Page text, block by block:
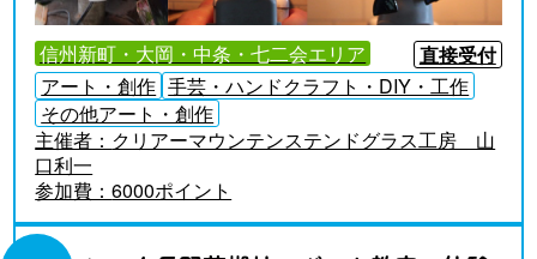
信州新町・大岡・中条・七二会エリア
直接受付
アート・創作 手芸・ハンドクラフト・DIY・工作
その他アート・創作
主催者： クリアーマウンテンステンドグラス工房 山
口利一
参加費：6000ポイント